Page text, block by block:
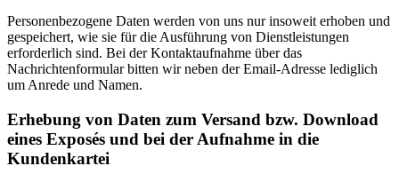
Personenbezogene Daten werden von uns nur insoweit erhoben und
gespeichert, wie sie für die Ausführung von Dienstleistungen
erforderlich sind. Bei der Kontaktaufnahme über das
Nachrichtenformular bitten wir neben der Email-Adresse lediglich
um Anrede und Namen.
Erhebung von Daten zum Versand bzw. Download
eines Exposés und bei der Aufnahme in die
Kundenkartei